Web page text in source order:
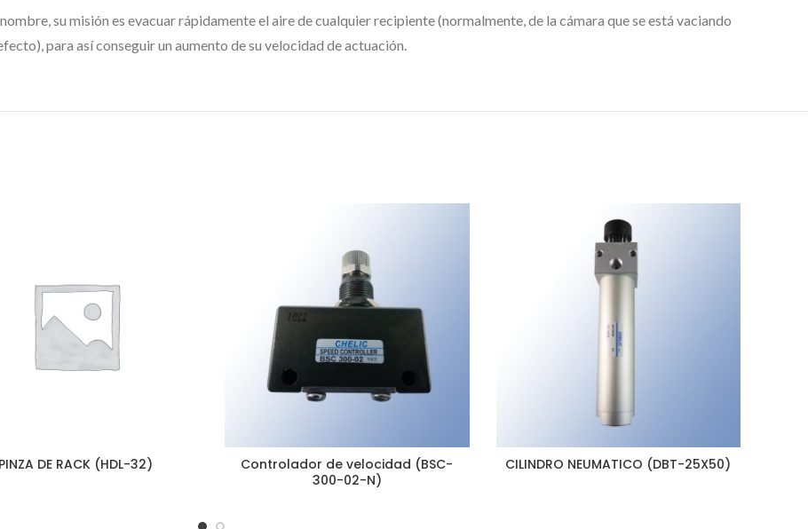
su misión es evacuar rápidamente el aire de cualquier recipiente (normalmente, de la cámara que se está vaciando
para así conseguir un aumento de su velocidad de actuación.
PINZA DE RACK (HDL-32)
Controlador de velocidad (BSC-
300-02-N)
CILINDRO NEUMATICO (DBT-25X50)